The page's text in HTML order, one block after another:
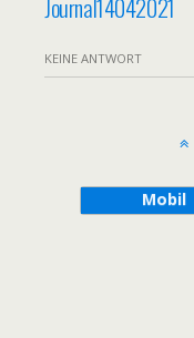
Journal14042021
KEINE ANTWORT
Mobil